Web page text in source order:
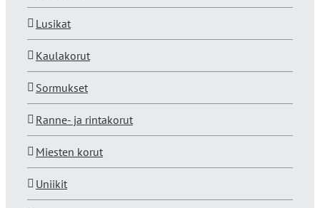
Lusikat
Kaulakorut
Sormukset
Ranne- ja rintakorut
Miesten korut
Uniikit